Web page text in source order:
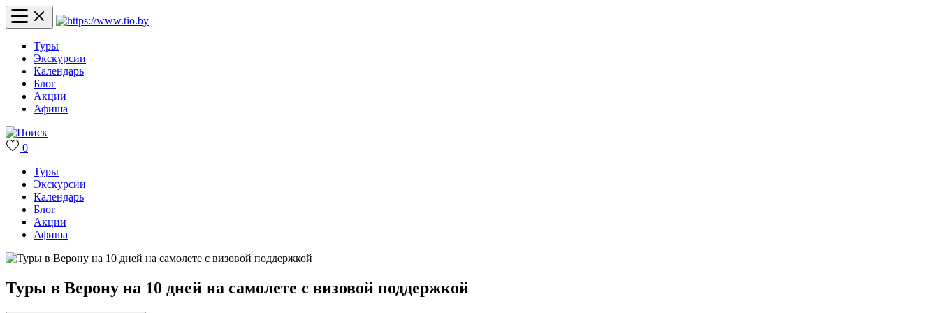
Туры
Экскурсии
Календарь
Блог
Акции
Афиша
0
Туры
Экскурсии
Календарь
Блог
Акции
Афиша
Туры в Верону на 10 дней на самолете с визовой поддержкой